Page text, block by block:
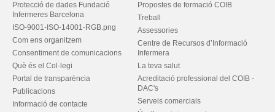
Protecció de dades Fundació
Infermeres Barcelona
ISO-9001-ISO-14001-RGB.png
Com ens organitzem
Consentiment de comunicacions
Què és el Col·legi
Portal de transparència
Publicacions
Informació de contacte
Propostes de formació COIB
Treball
Assessories
Centre de Recursos d’Informació
Infermera
La teva salut
Acreditació professional del COIB -
DAC's
Serveis comercials